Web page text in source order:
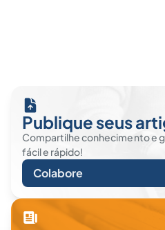
Publique seus
Compartilhe conhecimento e
fácil e rápido!
Colabore